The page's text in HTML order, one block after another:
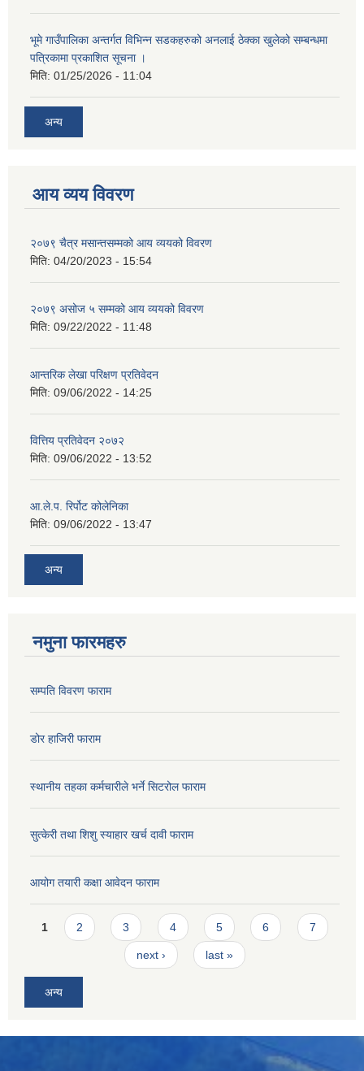
भूमे गाउँपालिका अन्तर्गत विभिन्न सडकहरुको अनलाई ठेक्का खुलेको सम्बन्धमा
पत्रिकामा प्रकाशित सूचना ।
मिति: 01/25/2026 - 11:04
अन्य
आय व्यय विवरण
२०७९ चैत्र मसान्तसम्मको आय व्ययको विवरण
मिति: 04/20/2023 - 15:54
२०७९ असोज ५ सम्मको आय व्ययको विवरण
मिति: 09/22/2022 - 11:48
आन्तरिक लेखा परिक्षण प्रतिवेदन
मिति: 09/06/2022 - 14:25
वित्तिय प्रतिवेदन २०७२
मिति: 09/06/2022 - 13:52
आ.ले.प. रिर्पोट कोलेनिका
मिति: 09/06/2022 - 13:47
अन्य
नमुना फारमहरु
सम्पति विवरण फाराम
डोर हाजिरी फाराम
स्थानीय तहका कर्मचारीले भर्ने सिटरोल फाराम
सुत्केरी तथा शिशु स्याहार खर्च दावी फाराम
आयोग तयारी कक्षा आवेदन फाराम
Pages
1 2 3 4 5 6 7
next › last »
अन्य